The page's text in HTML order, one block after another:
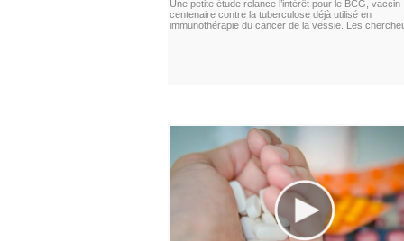
Une petite étude relance l’intérêt pour le BCG, vaccin
centenaire contre la tuberculose déjà utilisé en
immunothérapie du cancer de la vessie. Les